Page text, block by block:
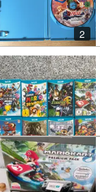
2